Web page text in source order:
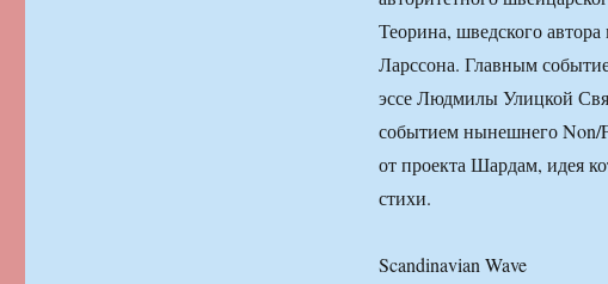
Теорина, шведского
Ларссона. Главным
эссе Людмилы Улицкой
событием нынешнего Non/
от проекта Шардам, идея
стихи.
Scandinavian Wave